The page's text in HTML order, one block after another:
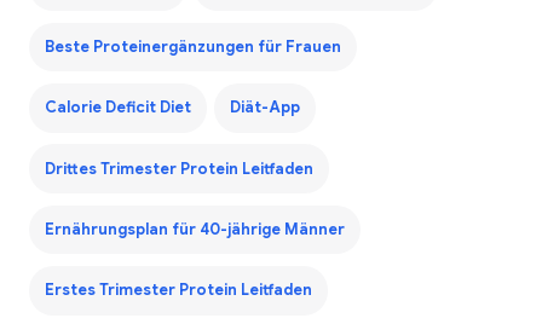
Beste Proteinergänzungen für Frauen
Calorie Deficit Diet Diät-App
Drittes Trimester Protein Leitfaden
Ernährungsplan für 40-jährige Männer
Erstes Trimester Protein Leitfaden